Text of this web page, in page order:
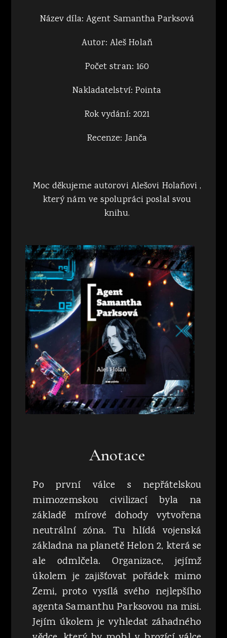
Název díla: Agent Samantha Parksová
Autor: Aleš Holaň
Počet stran: 160
Nakladatelství: Pointa
Rok vydání: 2021
Recenze: Janča
Moc děkujeme autorovi Alešovi Holaňovi ,
který nám ve spolupráci poslal svou
knihu.
Anotace
Po první válce s nepřátelskou
mimozemskou civilizací byla na
základě mírové dohody vytvořena
neutrální zóna. Tu hlídá vojenská
základna na planetě Helon 2, která se
ale odmlčela. Organizace, jejímž
úkolem je zajišťovat pořádek mimo
Zemi, proto vysílá svého nejlepšího
agenta Samanthu Parksovou na misi.
Jejím úkolem je vyhledat záhadného